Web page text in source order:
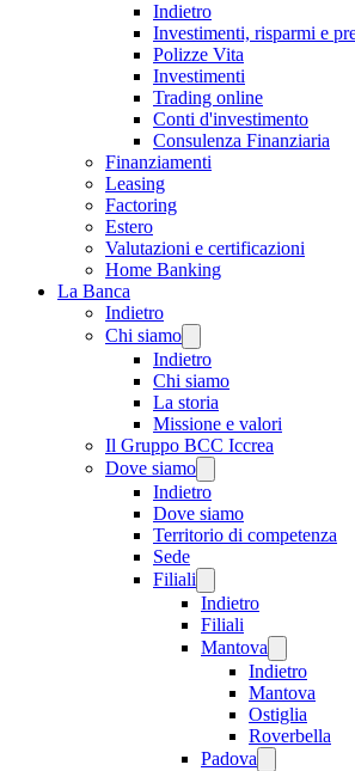
Indietro
Investimenti, risparmi e
Polizze Vita
Investimenti
Trading online
Conti d'investimento
Consulenza Finanziaria
Finanziamenti
Leasing
Factoring
Estero
Valutazioni e certificazioni
Home Banking
La Banca
Indietro
Chi siamo
Indietro
Chi siamo
La storia
Missione e valori
Il Gruppo BCC Iccrea
Dove siamo
Indietro
Dove siamo
Territorio di competenza
Sede
Filiali
Indietro
Filiali
Mantova
Indietro
Mantova
Ostiglia
Roverbella
Padova